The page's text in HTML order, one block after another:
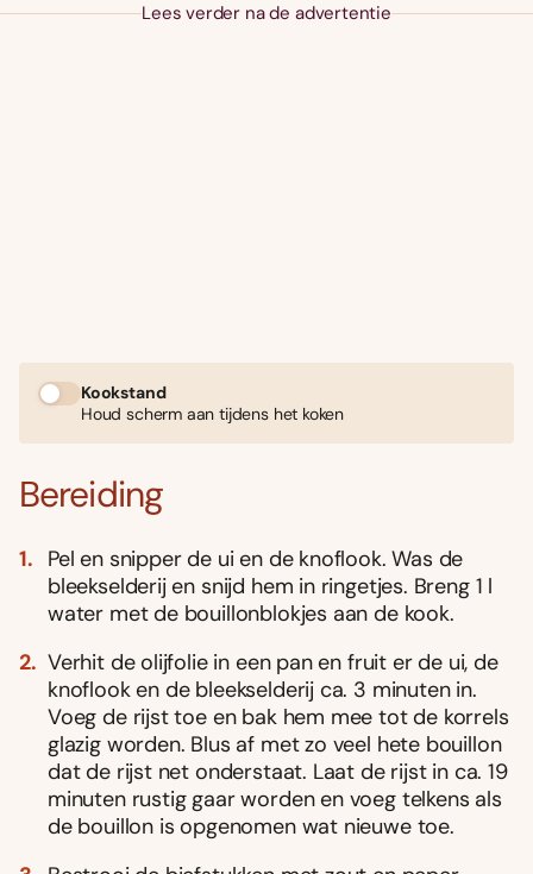
Lees verder na de advertentie
Kookstand
Houd scherm aan tijdens het koken
Bereiding
Pel en snipper de ui en de knoflook. Was de
bleekselderij en snijd hem in ringetjes. Breng 1 l
water met de bouillonblokjes aan de kook.
Verhit de olijfolie in een pan en fruit er de ui, de
knoflook en de bleekselderij ca. 3 minuten in.
Voeg de rijst toe en bak hem mee tot de korrels
glazig worden. Blus af met zo veel hete bouillon
dat de rijst net onderstaat. Laat de rijst in ca. 19
minuten rustig gaar worden en voeg telkens als
de bouillon is opgenomen wat nieuwe toe.